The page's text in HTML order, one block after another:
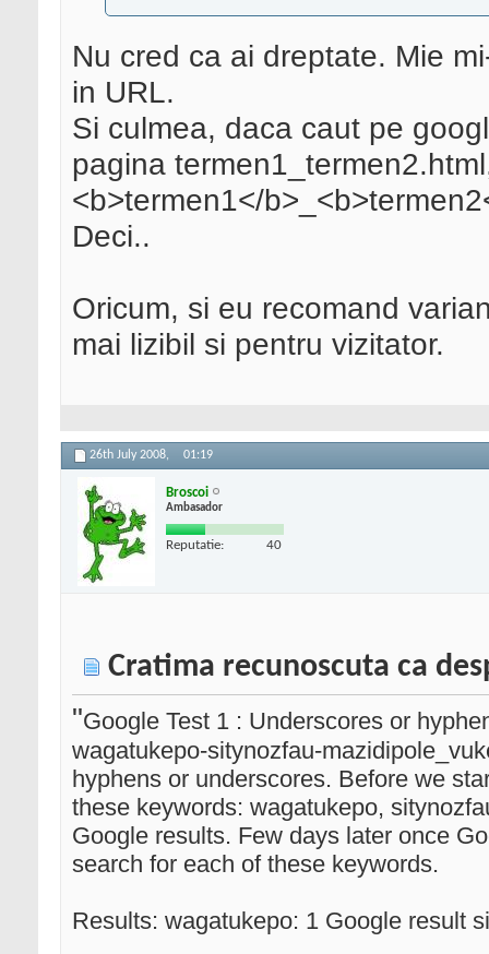
Nu cred ca ai dreptate. Mie
in URL.
Si culmea, daca caut pe
pagina
<b>termen1</
Deci..
Oricum, si eu recomand
mai lizibil si pentru vizitator.
26th July 2008, 01:19
Broscoi
Ambasador
Reputatie: 40
Cratima recunoscuta ca
"Google Test 1 : Underscores or
wagatukepo-sitynozfau-
hyphens or underscores. Before we
these keywords: wagatukepo,
Google results. Few days later once
search for each of these keywords.
Results: wagatukepo: 1 Google result